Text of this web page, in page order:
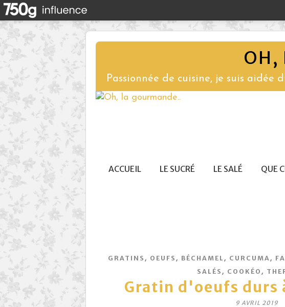
OH,
Passionnée de cuisine, je suis aidée
ACCUEIL LE SUCRÉ LE SALÉ QUE
GRATINS , OEUFS , BÉCHAMEL , CURCUMA,
SALÉS , COOKÉO ,
Gratin d'oeufs durs
9 AVRIL 2019